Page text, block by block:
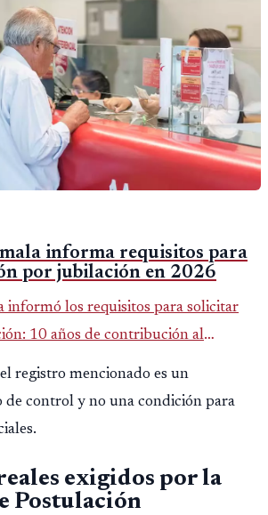
informa requisitos para
por jubilación en 2026
informó los requisitos para solicitar
10 años de contribución al
de edad, o 20 años de servicio sin
registro mencionado es un
de control y no una condición para
exigidos por la
Postulación